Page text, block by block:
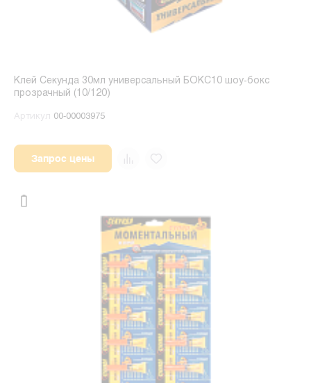
Клей Секунда 30мл универсальный БОКС10 шоу-бокс
прозрачный (10/120)
Артикул 00-00003975
Запрос цены